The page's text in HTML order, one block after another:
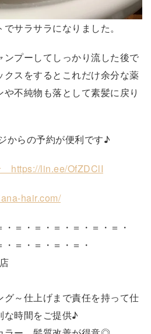
サラサラになりました。
ンプーしてしっかり流した後で
クスをするとこれだけ余分な薬
不純物も落として素髪に戻り
からの予約が便利です♪
https://lin.ee/OfZDClI
hair.com/
＝・＝・＝・＝・＝・＝・
＝・＝・＝・＝・
グ～仕上げまで責任を持って仕
な時間をご提供♪